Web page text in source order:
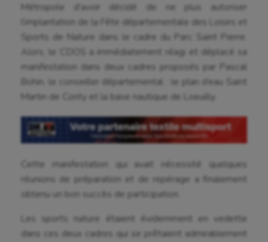
Métropole d’avoir décidé de ne plus autoriser
l’implantation de la Fête départementale des Loisirs et
Sports de Nature dans le cadre du Parc Saint Pierre.
Alors, le CDOS a immédiatement réagi et déplacé sa
manifestation dans deux cadres proposés par Pascal
Bohin, le conseiller départemental : le plan d’eau Saint
Martin de Conty et la base nautique de Loeuilly.
Cette manifestation qui avait nécessité quelques
réunions de préparation et de repérage a finalement
obtenu un bon succès de participation.
Les sports nature étaient évidemment en vedette
dans ces deux cadres qui se prêtaient admirablement